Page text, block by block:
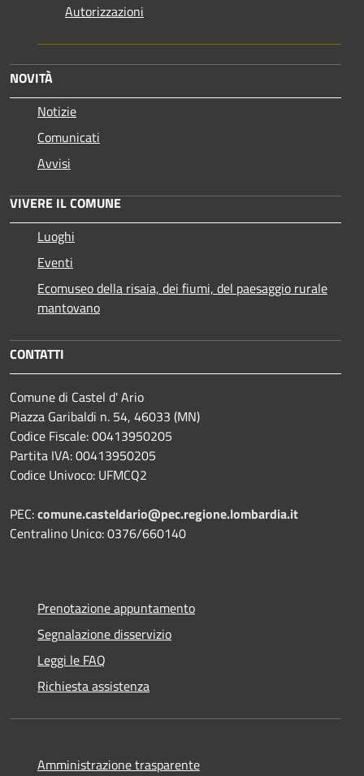
Autorizzazioni
NOVITÀ
Notizie
Comunicati
Avvisi
VIVERE IL COMUNE
Luoghi
Eventi
Ecomuseo della risaia, dei fiumi, del paesaggio rurale
mantovano
CONTATTI
Comune di Castel d' Ario
Piazza Garibaldi n. 54, 46033 (MN)
Codice Fiscale: 00413950205
Partita IVA: 00413950205
Codice Univoco: UFMCQ2
PEC:comune.casteldario@pec.regione.lombardia.it
Centralino Unico: 0376/660140
Prenotazione appuntamento
Segnalazione disservizio
Leggi le FAQ
Richiesta assistenza
Amministrazione trasparente